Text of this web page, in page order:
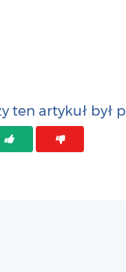
ten artykuł był